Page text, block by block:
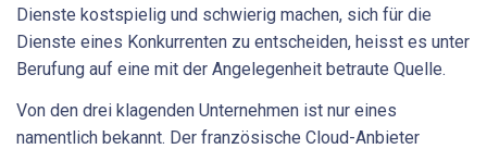
Dienste kostspielig und schwierig machen, sich für die
Dienste eines Konkurrenten zu entscheiden, heisst es unter
Berufung auf eine mit der Angelegenheit betraute Quelle.
Von den drei klagenden Unternehmen ist nur eines
namentlich bekannt. Der französische Cloud-Anbieter